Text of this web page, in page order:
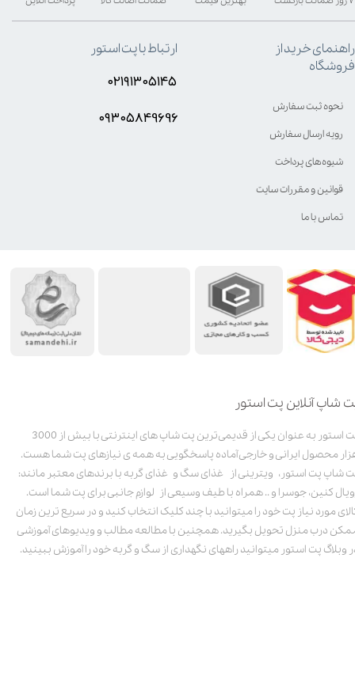
شاپ آنلاین پت استور
پت استور به عنوان یکی از قدیمی‌ترین پت شاپ های اینترنتی با بیش از 3000
محصول ایرانی و خارجی آماده پاسخگویی به همه ی نیازهای پت شما هست.
شاپ پت استور، ویترینی از غذای سگ و غذای گربه با برندهای معتبر مانند:
کنین، جوسرا و .. همراه با طیف وسیعی از لوازم جانبی برای پت شما است.
مورد نیاز پت خود را میتوانید با چند کلیک انتخاب کنید و در سریع ترین زمان
درب منزل تحویل بگیرید. همچنین با مطالعه مطالب و ویدیوهای آموزشی
وبلاگ پت استور میتوانید راههای نگهداری از سگ و گربه خود را آموزش ببینید.
راهنمای خرید از
فروشگاه
نحوه ثبت سفارش
رویه ارسال سفارش
شیوه‌های پرداخت
قوانین و مقررات سایت
تماس با ما
ارتباط با پت استور
۰۲۱۹۱۳۰۵۱۴۵
۰۹۳۰۵8۴9696